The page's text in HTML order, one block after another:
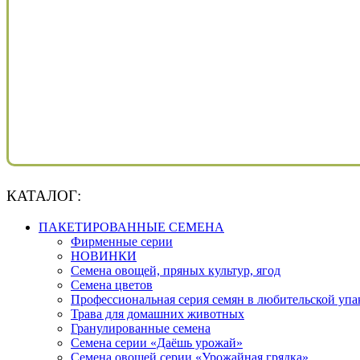
КАТАЛОГ:
ПАКЕТИРОВАННЫЕ СЕМЕНА
Фирменные серии
НОВИНКИ
Семена овощей, пряных культур, ягод
Семена цветов
Профессиональная серия семян в любительской
Трава для домашних животных
Гранулированные семена
Семена серии «Даёшь урожай»